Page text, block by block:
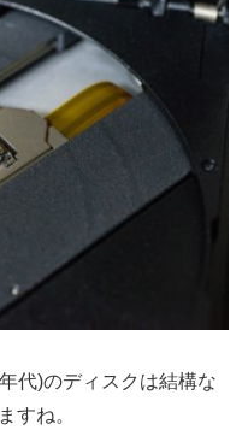
代)のディスクは結構な
すね。